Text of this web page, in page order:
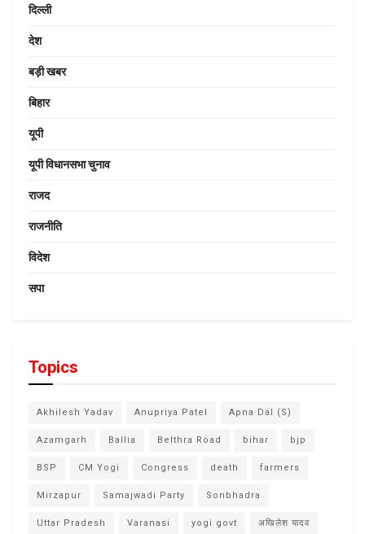
दिल्ली
देश
बड़ी खबर
बिहार
यूपी
यूपी विधानसभा चुनाव
राजद
राजनीति
विदेश
सपा
Topics
Akhilesh Yadav Anupriya Patel Apna Dal (S)
Azamgarh Ballia Belthra Road bihar bjp
BSP CM Yogi Congress death farmers
Mirzapur Samajwadi Party Sonbhadra
Uttar Pradesh Varanasi yogi govt अखिलेश यादव